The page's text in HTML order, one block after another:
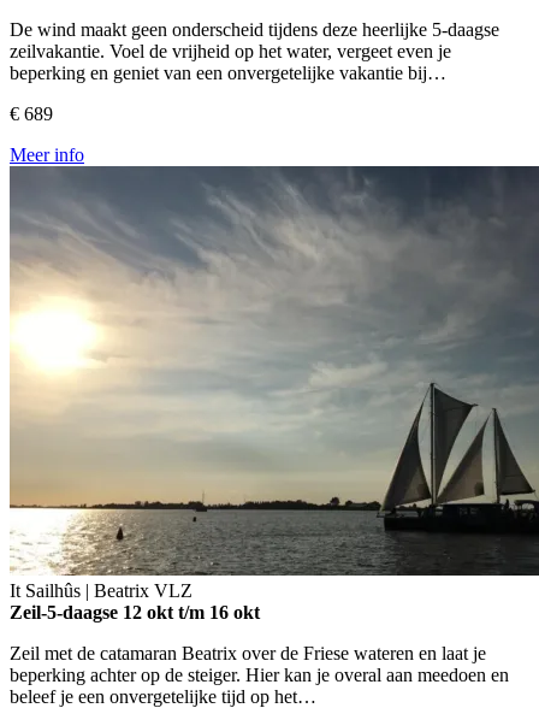
De wind maakt geen onderscheid tijdens deze heerlijke 5-daagse
zeilvakantie. Voel de vrijheid op het water, vergeet even je
beperking en geniet van een onvergetelijke vakantie bij…
€ 689
Meer info
It Sailhûs | Beatrix VLZ
Zeil-5-daagse 12 okt t/m 16 okt
Zeil met de catamaran Beatrix over de Friese wateren en laat je
beperking achter op de steiger. Hier kan je overal aan meedoen en
beleef je een onvergetelijke tijd op het…